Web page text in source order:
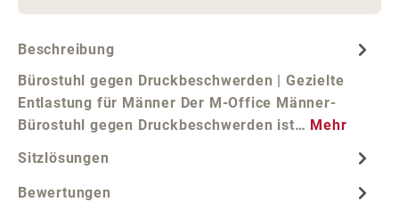
Beschreibung
Bürostuhl gegen Druckbeschwerden | Gezielte
Entlastung für Männer Der M-Office Männer-
Bürostuhl gegen Druckbeschwerden ist… Mehr
Sitzlösungen
Bewertungen